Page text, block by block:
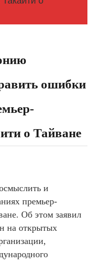
ошибки
о Тайване
и
премьер-
Об этом заявил
на открытых